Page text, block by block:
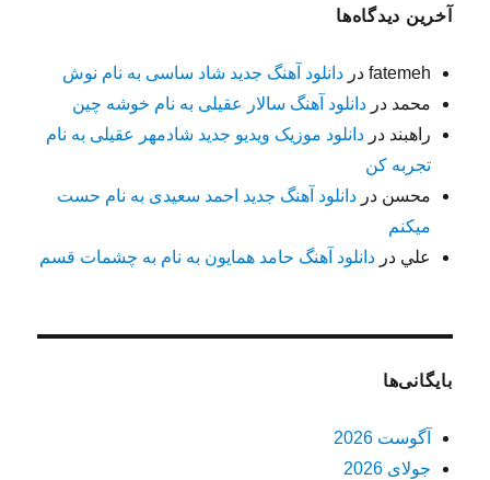
آخرین دیدگاه‌ها
fatemeh دردانلود آهنگ جدید شاد ساسی به نام نوش
محمد دردانلود آهنگ سالار عقیلی به نام خوشه چین
راهبند دردانلود موزیک ویدیو جدید شادمهر عقیلی به نام
تجربه کن
محسن دردانلود آهنگ جدید احمد سعیدی به نام حست
میکنم
علي دردانلود آهنگ حامد همایون به نام به چشمات قسم
بایگانی‌ها
آگوست 2026
جولای 2026